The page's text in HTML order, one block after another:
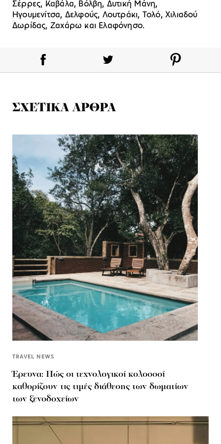
Σέρρες, Καβάλα, Βόλβη, Δυτική Μάνη,
Ηγουμενίτσα, Δελφούς, Λουτράκι, Τολό, Χιλιαδού
Δωρίδας, Ζαχάρω και Ελαφόνησο.
ΣΧΕΤΙΚΑ ΑΡΘΡΑ
TRAVEL NEWS
Έρευνα: Πώς οι τεχνολογικοί κολοσσοί
καθορίζουν τις τιμές διάθεσης των δωματίων
των ξενοδοχείων